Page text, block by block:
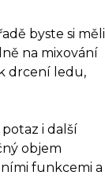
byste si měli
na mixování
drcení ledu,
i další
objem
funkcemi a